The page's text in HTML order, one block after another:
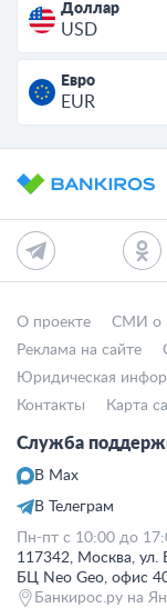
Доллар
USD
Евро
EUR
О проекте СМИ о
Реклама на сайте
Юридическая
Контакты
Карта
Служба
В Max
В Телеграм
Пн-пт с 10:00 до
117342, Москва, ул.
БЦ Neo Geo, офис
Банкирос.ру на